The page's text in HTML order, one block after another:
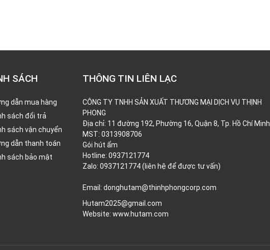
SÁCH
dẫn mua hàng
sách đổi trả
sách vận chuyển
dẫn thanh toán
sách bảo mật
THÔNG TIN LIÊN LẠC
CÔNG TY TNHH SẢN XUẤT THƯƠNG MẠI DỊCH VỤ THỊNH
PHONG
Địa chỉ: 11 đường 192, Phường 16, Quận 8, Tp. Hồ Chí Minh
MST: 0313908706
Gói hút ẩm
Hotline: 0937121774
Zalo: 0937121774 (liên hệ để được tư vấn)
Email: donghutam@thinhphongcorp.com
Hutam2025@gmail.com
Website: www.hutam.com